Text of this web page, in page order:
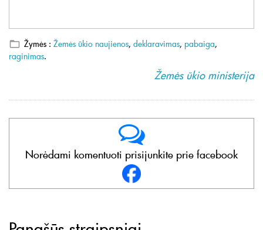
Žymės : Žemės ūkio naujienos, deklaravimas, pabaiga,
raginimas.
Žemės ūkio ministerija
Norėdami komentuoti prisijunkite prie facebook